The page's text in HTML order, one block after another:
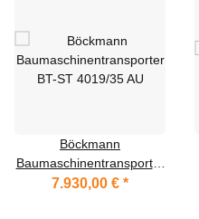
Böckmann
Baumaschinentransporter
BT-ST 4019/35 AU
7.930,00 € *